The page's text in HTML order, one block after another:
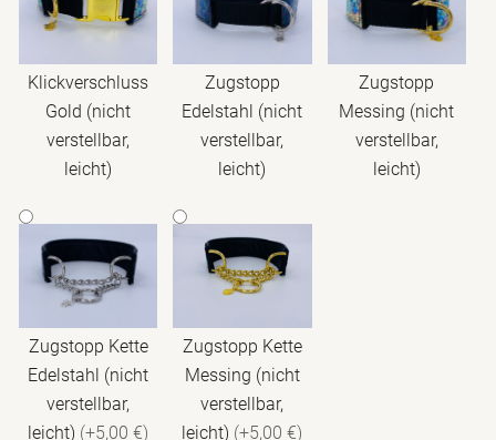
Klickverschluss
Gold (nicht
verstellbar,
leicht)
Zugstopp
Edelstahl (nicht
verstellbar,
leicht)
Zugstopp
Messing (nicht
verstellbar,
leicht)
Zugstopp Kette
Edelstahl (nicht
verstellbar,
leicht) (+5,00 €)
Zugstopp Kette
Messing (nicht
verstellbar,
leicht) (+5,00 €)